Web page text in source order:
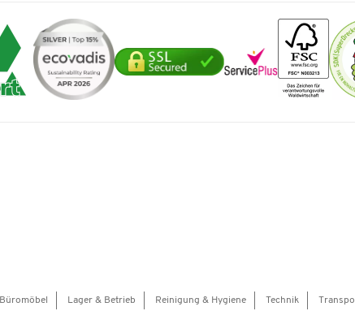
Büromöbel Lager & Betrieb Reinigung & Hygiene Technik